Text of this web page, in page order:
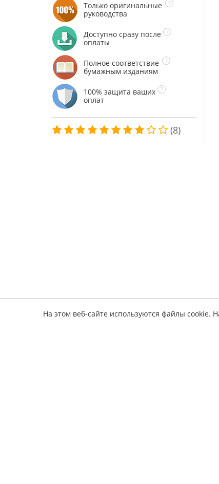
Только оригинальные
руководства
Доступно сразу после
оплаты
Полное соответствие
бумажным изданиям
100% защита ваших
оплат
(8)
На этом веб-сайте используются файлы cookie.